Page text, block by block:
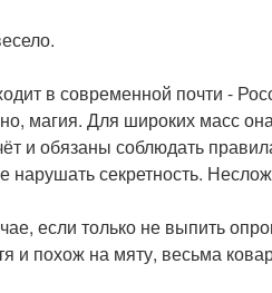
в современной почти -
магия. Для широких масс
и обязаны соблюдать
секретность.
если только не выпить
и похож на мяту, весьма